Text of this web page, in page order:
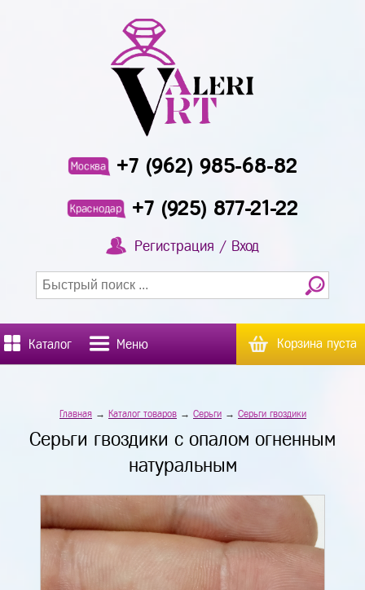
Москва +7 (962) 985-68-82
Краснодар +7 (925) 877-21-22
Регистрация / Вход
Каталог Меню Корзина пуста
Главная→ Каталог товаров→ Серьги→ Серьги гвоздики
Серьги гвоздики с опалом огненным
натуральным